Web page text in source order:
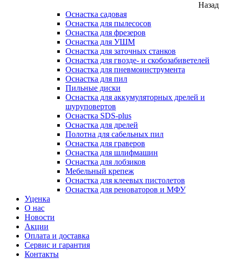
Назад
Оснастка садовая
Оснастка для пылесосов
Оснастка для фрезеров
Оснастка для УШМ
Оснастка для заточных станков
Оснастка для гвозде- и скобозабиветелей
Оснастка для пневмоинструмента
Оснастка для пил
Пильные диски
Оснастка для аккумуляторных дрелей и
шуруповертов
Оснастка SDS-plus
Оснастка для дрелей
Полотна для сабельных пил
Оснастка для граверов
Оснастка для шлифмашин
Оснастка для лобзиков
Мебельный крепеж
Оснастка для клеевых пистолетов
Оснастка для реноваторов и МФУ
Уценка
О нас
Новости
Акции
Оплата и доставка
Сервис и гарантия
Контакты